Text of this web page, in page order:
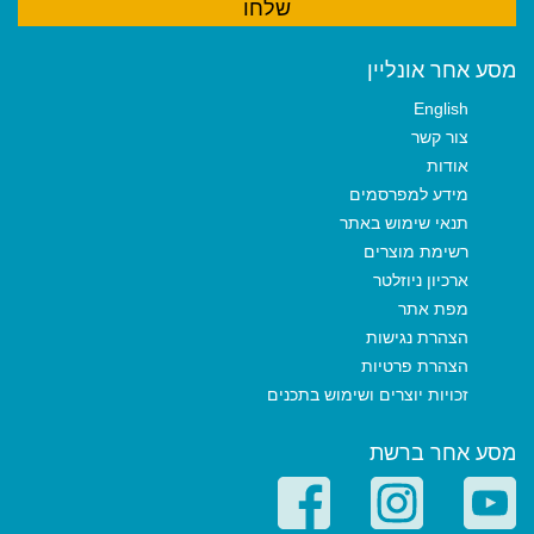
מסע אחר אונליין
English
צור קשר
אודות
מידע למפרסמים
תנאי שימוש באתר
רשימת מוצרים
ארכיון ניוזלטר
מפת אתר
הצהרת נגישות
הצהרת פרטיות
זכויות יוצרים ושימוש בתכנים
מסע אחר ברשת